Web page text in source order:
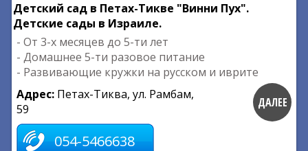
Детский сад в Петах-Тикве "Винни Пух".
Детские сады в Израиле.
- От 3-х месяцев до 5-ти лет
- Домашнее 5-ти разовое питание
- Развивающие кружки на русском и иврите
Адрес: Петах-Тиква, ул. Рамбам,
59
054-5466638
ДАЛЕЕ